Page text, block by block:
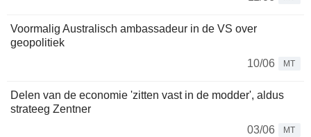
Voormalig Australisch ambassadeur in de VS over
geopolitiek
10/06
MT
Delen van de economie 'zitten vast in de modder', aldus
strateeg Zentner
03/06
MT